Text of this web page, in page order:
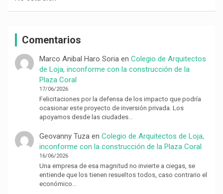
Comentarios
Marco Anibal Haro Soria en Colegio de Arquitectos
de Loja, inconforme con la construcción de la
Plaza Coral
17/06/2026
Felicitaciones por la defensa de los impacto que podría
ocasionar este proyecto de inversión privada. Los
apoyamos desde las ciudades…
Geovanny Tuzaen Colegio de Arquitectos de Loja,
inconforme con la construcción de la Plaza Coral
16/06/2026
Una empresa de esa magnitud no invierte a ciegas, se
entiende que los tienen resueltos todos, caso contrario el
económico…